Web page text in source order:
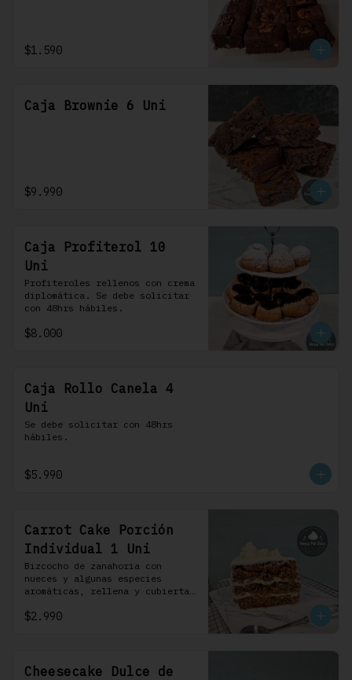
$1.590
Caja Brownie 6 Uni
$9.990
Caja Profiterol 10
Uni
Profiteroles rellenos con crema
diplomática. Se debe solicitar
con 48hrs hábiles.
$8.000
Caja Rollo Canela 4
Uni
Se debe solicitar con 48hrs
hábiles.
$5.990
Carrot Cake Porción
Individual 1 Uni
Bizcocho de zanahoria con
nueces y algunas especies
aromáticas, rellena y cubierta
crema.
$2.990
Cheesecake Dulce de